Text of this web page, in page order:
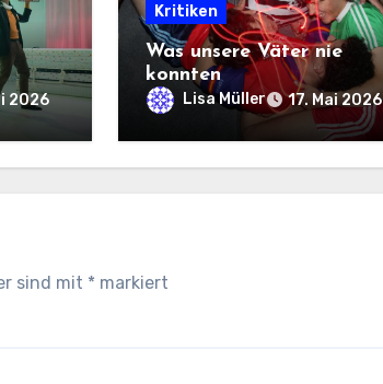
2026
Kritiken
Was unsere Väter nie
konnten
Lisa Müller 17. Mai 2026
sind mit * markiert